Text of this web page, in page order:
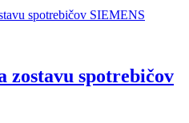
zostavu spotrebičov